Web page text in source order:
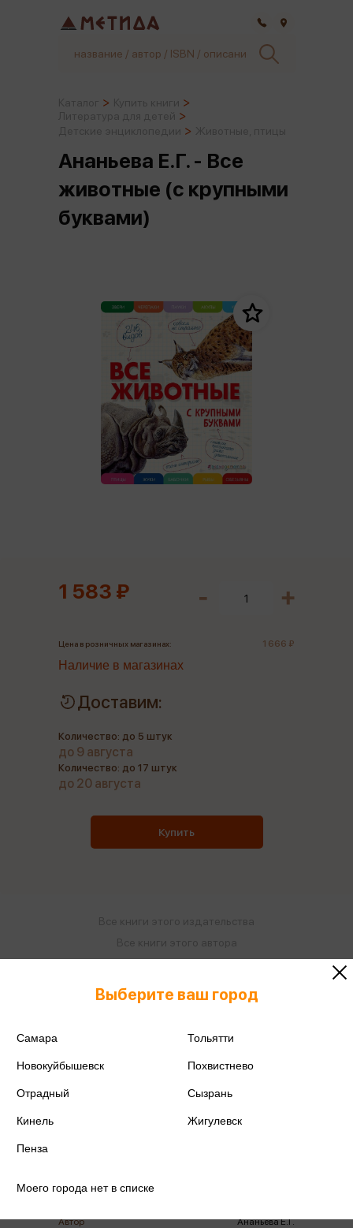
Ананьева Е.Г. - Все
животные (с крупными
буквами)
Количество страниц
Автор Ананьева Е.Г.
1 583 ₽
Цена в розничных магазинах: 1 666 ₽
Наличие в магазинах
Доставим:
Количество: до 5 штук
до 9 августа
Количество: до 17 штук
до 20 августа
Купить
Выберите ваш город
Самара Тольятти
Новокуйбышевск Похвистнево
Отрадный Сызрань
Кинель Жигулевск
Пенза
Моего города нет в списке